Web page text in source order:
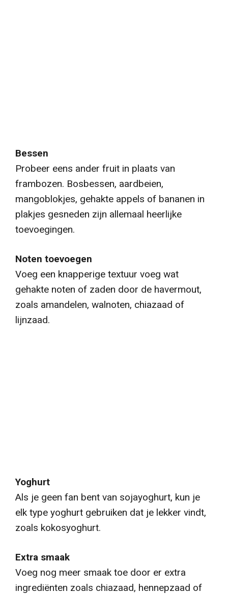
Bessen
Probeer eens ander fruit in plaats van
frambozen. Bosbessen, aardbeien,
mangoblokjes, gehakte appels of bananen in
plakjes gesneden zijn allemaal heerlijke
toevoegingen.
Noten toevoegen
Voeg een knapperige textuur voeg wat
gehakte noten of zaden door de havermout,
zoals amandelen, walnoten, chiazaad of
lijnzaad.
Yoghurt
Als je geen fan bent van sojayoghurt, kun je
elk type yoghurt gebruiken dat je lekker vindt,
zoals kokosyoghurt.
Extra smaak
Voeg nog meer smaak toe door er extra
ingrediënten zoals chiazaad, hennepzaad of